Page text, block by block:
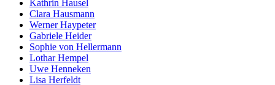
Kathrin Hausel
Clara Hausmann
Werner Haypeter
Gabriele Heider
Sophie von Hellermann
Lothar Hempel
Uwe Henneken
Lisa Herfeldt